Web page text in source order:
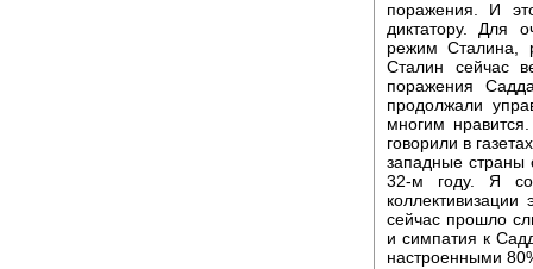
поражения. И
диктатору. Для
режим Сталина,
Сталин сейчас
поражения
продолжали
многим
говорили в
западные страны
32-м году. Я
сейчас прошло
и симпатия к
настроенными